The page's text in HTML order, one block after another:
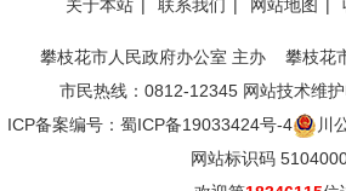
页
关于本站 | 联系我们 | 网站地图 |
攀枝花市人民政府办公室 主办 攀枝花
市民热线：0812-12345 网站技术维
ICP备案编号：蜀ICP备19033424号-4
川
网站标识码